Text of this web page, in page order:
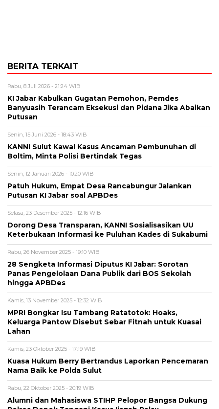
BERITA TERKAIT
Rabu, 8 Juli 2026 - 21:24 WIB
KI Jabar Kabulkan Gugatan Pemohon, Pemdes
Banyuasih Terancam Eksekusi dan Pidana Jika Abaikan
Putusan
Senin, 15 Juni 2026 - 18:43 WIB
KANNI Sulut Kawal Kasus Ancaman Pembunuhan di
Boltim, Minta Polisi Bertindak Tegas
Senin, 12 Januari 2026 - 10:20 WIB
Patuh Hukum, Empat Desa Rancabungur Jalankan
Putusan KI Jabar soal APBDes
Selasa, 23 Desember 2025 - 12:16 WIB
Dorong Desa Transparan, KANNI Sosialisasikan UU
Keterbukaan Informasi ke Puluhan Kades di Sukabumi
Rabu, 26 November 2025 - 19:10 WIB
28 Sengketa Informasi Diputus KI Jabar: Sorotan
Panas Pengelolaan Dana Publik dari BOS Sekolah
hingga APBDes
Kamis, 13 November 2025 - 12:32 WIB
MPRI Bongkar Isu Tambang Ratatotok: Hoaks,
Keluarga Pantow Disebut Sebar Fitnah untuk Kuasai
Lahan
Kamis, 23 Oktober 2025 - 17:19 WIB
Kuasa Hukum Berry Bertrandus Laporkan Pencemaran
Nama Baik ke Polda Sulut
Rabu, 22 Oktober 2025 - 20:19 WIB
Alumni dan Mahasiswa STIHP Pelopor Bangsa Dukung